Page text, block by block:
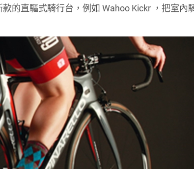
的直驅式騎行台，例如 Wahoo Kickr ，把室內